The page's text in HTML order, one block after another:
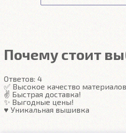
Передние ковры
Гарантия
Подробнее
Почему стоит
Ответов: 4
✅ Высокое качество материалов
✌️ Быстрая доставка!
✨ Выгодные цены!
♥️ Уникальная вышивка